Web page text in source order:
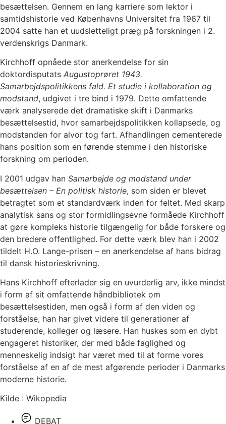
besættelsen. Gennem en lang karriere som lektor i
samtidshistorie ved Københavns Universitet fra 1967 til
2004 satte han et uudsletteligt præg på forskningen i 2.
verdenskrigs Danmark.
Kirchhoff opnåede stor anerkendelse for sin
doktordisputats Augustoprøret 1943.
Samarbejdspolitikkens fald. Et studie i kollaboration og
modstand, udgivet i tre bind i 1979. Dette omfattende
værk analyserede det dramatiske skift i Danmarks
besættelsestid, hvor samarbejdspolitikken kollapsede, og
modstanden for alvor tog fart. Afhandlingen cementerede
hans position som en førende stemme i den historiske
forskning om perioden.
I 2001 udgav han Samarbejde og modstand under
besættelsen – En politisk historie, som siden er blevet
betragtet som et standardværk inden for feltet. Med skarp
analytisk sans og stor formidlingsevne formåede Kirchhoff
at gøre kompleks historie tilgængelig for både forskere og
den bredere offentlighed. For dette værk blev han i 2002
tildelt H.O. Lange-prisen – en anerkendelse af hans bidrag
til dansk historieskrivning.
Hans Kirchhoff efterlader sig en uvurderlig arv, ikke mindst
i form af sit omfattende håndbibliotek om
besættelsestiden, men også i form af den viden og
forståelse, han har givet videre til generationer af
studerende, kolleger og læsere. Han huskes som en dybt
engageret historiker, der med både faglighed og
menneskelig indsigt har været med til at forme vores
forståelse af en af de mest afgørende perioder i Danmarks
moderne historie.
Kilde : Wikopedia
DEBAT